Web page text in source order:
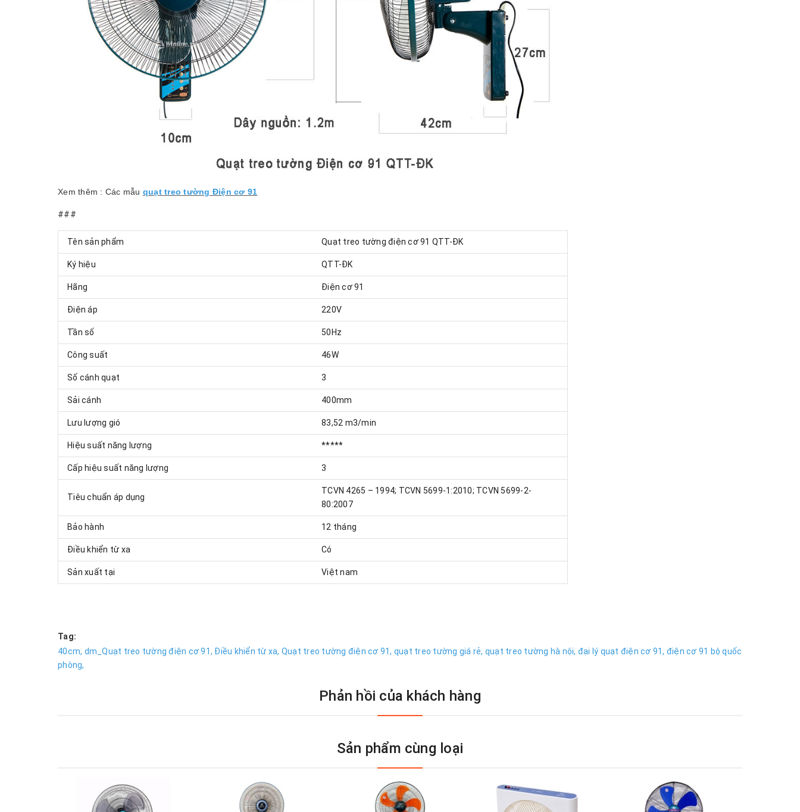
Xem thêm : Các mẫu quạt treo tường Điện cơ 91
###
Tên sản phẩm Quạt treo tường điện cơ 91 QTT-ĐK
Ký hiệu QTT-ĐK
Hãng Điện cơ 91
Điện áp 220V
Tần số 50Hz
Công suất 46W
Số cánh quạt 3
Sải cánh 400mm
Lưu lượng gió 83,52 m3/min
Hiệu suất năng lượng *****
Cấp hiệu suất năng lượng 3
Tiêu chuẩn áp dụng
TCVN 4265 – 1994; TCVN 5699-1:2010; TCVN 5699-2-
80:2007
Bảo hành 12 tháng
Điều khiển từ xa Có
Sản xuất tại Việt nam
Tag:
40cm, dm_Quạt treo tường điện cơ 91, Điều khiển từ xa, Quạt treo tường điện cơ 91, quạt treo tường giá rẻ, quạt treo tường hà nội, đại lý quạt điện cơ 91, điện cơ 91 bộ quốc
phòng,
Phản hồi của khách hàng
Sản phẩm cùng loại